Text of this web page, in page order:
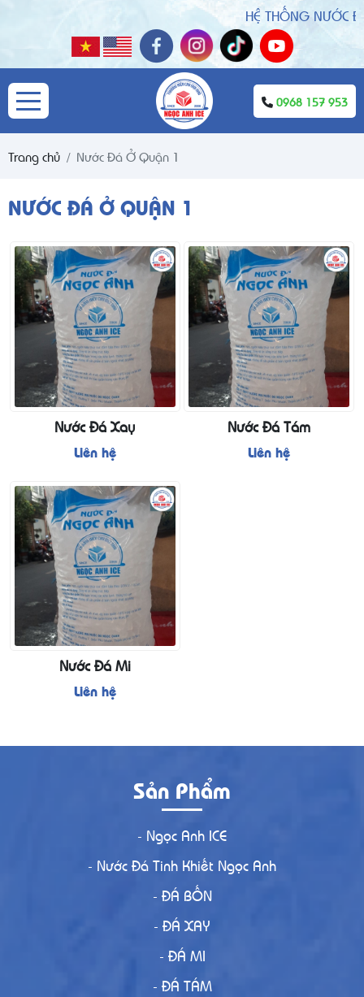
HỆ THỐNG NƯỚC ĐÁ
0968 157 953
Trang chủ Nước Đá Ở Quận 1
NƯỚC ĐÁ Ở QUẬN 1
Nước Đá Xay
Liên hệ
Nước Đá Tám
Liên hệ
Nước Đá Mi
Liên hệ
Sản Phẩm
- Ngọc Anh ICE
- Nước Đá Tinh Khiết Ngọc Anh
- ĐÁ BỐN
- ĐÁ XAY
- ĐÁ MI
- ĐÁ TÁM